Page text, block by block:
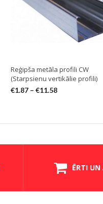
Reģipša metāla profili CW
(Starpsienu vertikālie profili)
€1.87– €11.58
ĒRTI